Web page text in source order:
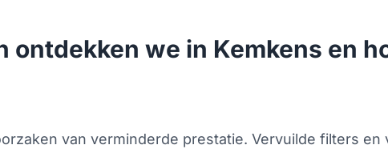
we in Kemkens en
van verminderde prestatie. Vervuilde filters en